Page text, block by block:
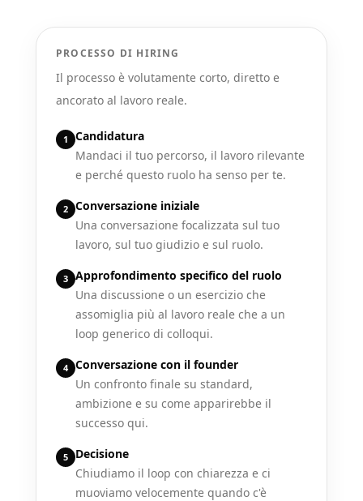
PROCESSO DI HIRING
Il processo è volutamente corto, diretto e
ancorato al lavoro reale.
1
Candidatura
Mandaci il tuo percorso, il lavoro rilevante
e perché questo ruolo ha senso per te.
2 Conversazione iniziale
Una conversazione focalizzata sul tuo
lavoro, sul tuo giudizio e sul ruolo.
3 Approfondimento specifico del ruolo
Una discussione o un esercizio che
assomiglia più al lavoro reale che a un
loop generico di colloqui.
4 Conversazione con il founder
Un confronto finale su standard,
ambizione e su come apparirebbe il
successo qui.
5
Decisione
Chiudiamo il loop con chiarezza e ci
muoviamo velocemente quando c'è